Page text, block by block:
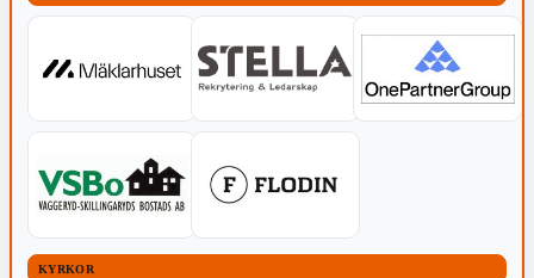
KYRKOR